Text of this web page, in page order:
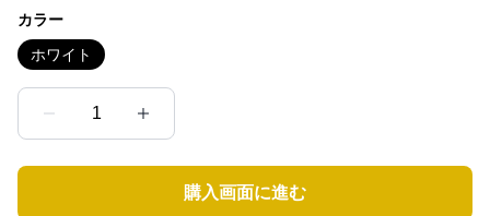
カラー
ホワイト
1
購入画面に進む